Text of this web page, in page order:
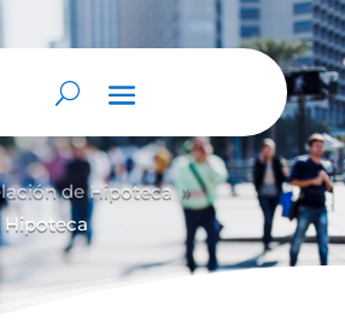
de Hipoteca 9
Hipoteca